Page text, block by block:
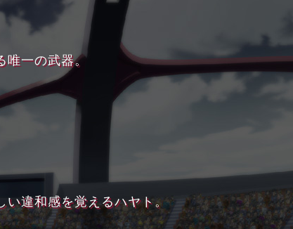
唯一の武器。
い違和感を覚えるハヤト。